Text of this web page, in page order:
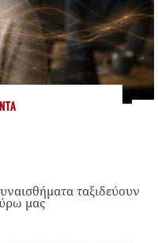
ταξιδεύουν
μας